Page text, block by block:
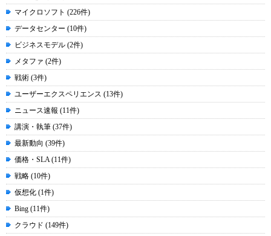
マイクロソフト (226件)
データセンター (10件)
ビジネスモデル (2件)
メタファ (2件)
戦術 (3件)
ユーザーエクスペリエンス (13件)
ニュース速報 (11件)
講演・執筆 (37件)
最新動向 (39件)
価格・SLA (11件)
戦略 (10件)
仮想化 (1件)
Bing (11件)
クラウド (149件)